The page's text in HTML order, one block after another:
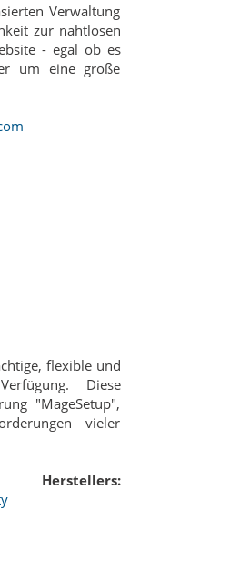
Verwaltung
zur nahtlosen
- egal ob es
um eine große
flexible und
Diese
"MageSetup",
vieler